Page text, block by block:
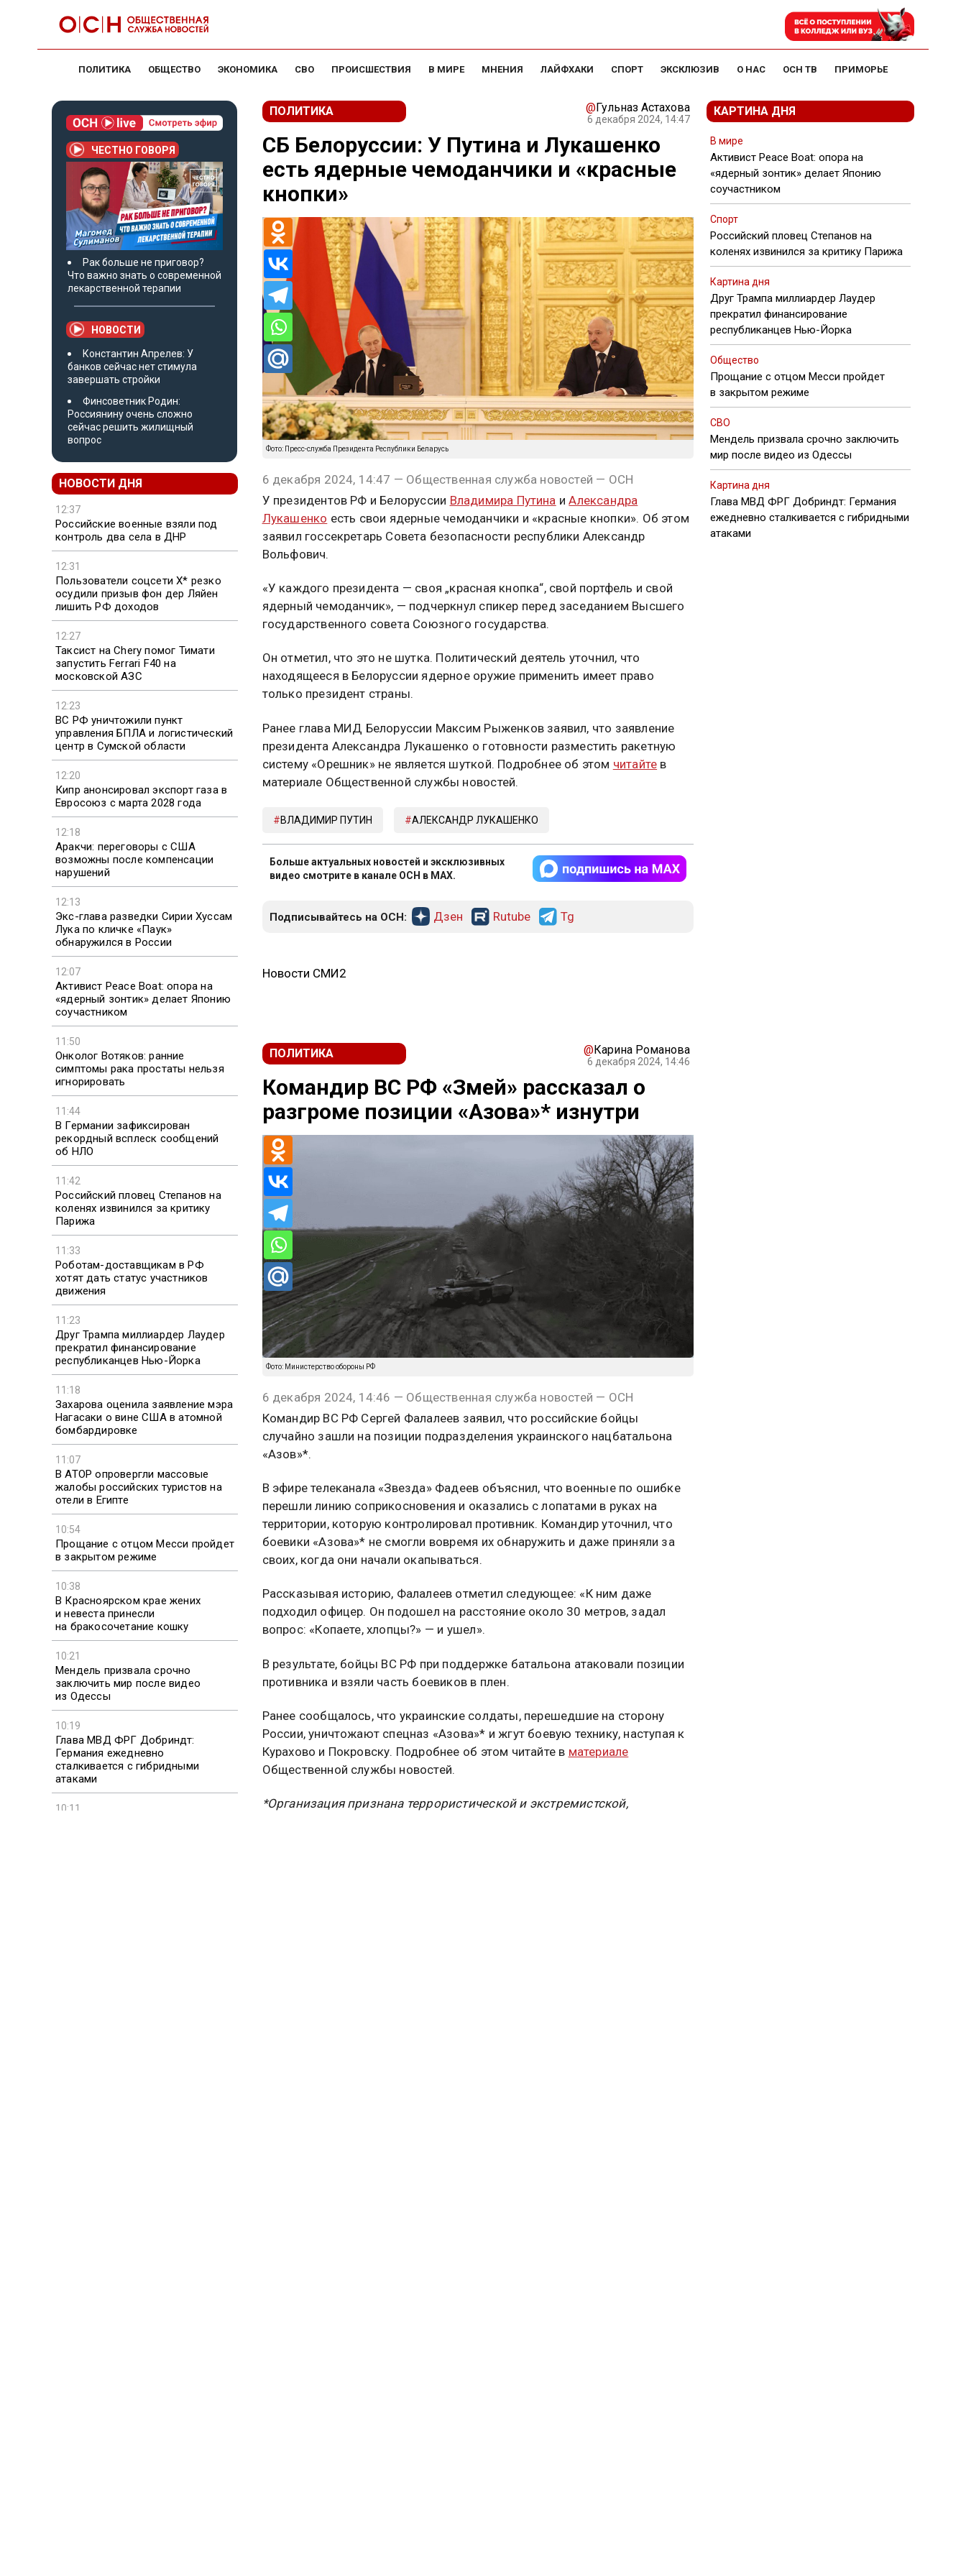
ПОЛИТИКА ОБЩЕСТВО ЭКОНОМИКА СВО ПРОИСШЕСТВИЯ В МИРЕ МНЕНИЯ ЛАЙФХАКИ СПОРТ ЭКСКЛЮЗИВ О НАС ОСН ТВ ПРИМОРЬЕ
ЧЕСТНО ГОВОРЯ
Рак больше не приговор?
Что важно знать о современной
лекарственной терапии
НОВОСТИ
Константин Апрелев: У
банков сейчас нет стимула
завершать стройки
Финсоветник Родин:
Россиянину очень сложно
сейчас решить жилищный
вопрос
НОВОСТИ ДНЯ
12:37
Российские военные взяли под
контроль два села в ДНР
12:31
Пользователи соцсети X* резко
осудили призыв фон дер Ляйен
лишить РФ доходов
12:27
Таксист на Chery помог Тимати
запустить Ferrari F40 на
московской АЗС
12:23
ВС РФ уничтожили пункт
управления БПЛА и логистический
центр в Сумской области
12:20
Кипр анонсировал экспорт газа в
Евросоюз с марта 2028 года
12:18
Аракчи: переговоры с США
возможны после компенсации
нарушений
12:13
Экс-глава разведки Сирии Хуссам
Лука по кличке «Паук»
обнаружился в России
12:07
Активист Peace Boat: опора на
«ядерный зонтик» делает Японию
соучастником
11:50
Онколог Вотяков: ранние
симптомы рака простаты нельзя
игнорировать
11:44
В Германии зафиксирован
рекордный всплеск сообщений
об НЛО
11:42
Российский пловец Степанов на
коленях извинился за критику
Парижа
11:33
Роботам-доставщикам в РФ
хотят дать статус участников
движения
11:23
Друг Трампа миллиардер Лаудер
прекратил финансирование
республиканцев Нью-Йорка
11:18
Захарова оценила заявление мэра
Нагасаки о вине США в атомной
бомбардировке
11:07
В АТОР опровергли массовые
жалобы российских туристов на
отели в Египте
10:54
Прощание с отцом Месси пройдет
в закрытом режиме
10:38
В Красноярском крае жених
и невеста принесли
на бракосочетание кошку
10:21
Мендель призвала срочно
заключить мир после видео
из Одессы
10:19
Глава МВД ФРГ Добриндт:
Германия ежедневно
сталкивается с гибридными
атаками
10:11
ПОЛИТИКА @Гульназ Астахова
6 декабря 2024, 14:47
СБ Белоруссии: У Путина и Лукашенко
есть ядерные чемоданчики и «красные
кнопки»
Фото: Пресс-служба Президента Республики Беларусь
6 декабря 2024, 14:47 — Общественная служба новостей — ОСН
У президентов РФ и Белоруссии Владимира Путина иАлександра
Лукашенко есть свои ядерные чемоданчики и «красные кнопки». Об этом
заявил госсекретарь Совета безопасности республики Александр
Вольфович.
«У каждого президента — своя „красная кнопка“, свой портфель и свой
ядерный чемоданчик», — подчеркнул спикер перед заседанием Высшего
государственного совета Союзного государства.
Он отметил, что это не шутка. Политический деятель уточнил, что
находящееся в Белоруссии ядерное оружие применить имеет право
только президент страны.
Ранее глава МИД Белоруссии Максим Рыженков заявил, что заявление
президента Александра Лукашенко о готовности разместить ракетную
систему «Орешник» не является шуткой. Подробнее об этом читайте в
материале Общественной службы новостей.
ВЛАДИМИР ПУТИН АЛЕКСАНДР ЛУКАШЕНКО
Больше актуальных новостей и эксклюзивных
видео смотрите в канале ОСН в MAX.
Подписывайтесь на ОСН: Дзен Rutube Tg
Новости СМИ2
ПОЛИТИКА @Карина Романова
6 декабря 2024, 14:46
Командир ВС РФ «Змей» рассказал о
разгроме позиции «Азова»* изнутри
Фото: Министерство обороны РФ
6 декабря 2024, 14:46 — Общественная служба новостей — ОСН
Командир ВС РФ Сергей Фалалеев заявил, что российские бойцы
случайно зашли на позиции подразделения украинского нацбатальона
«Азов»*.
В эфире телеканала «Звезда» Фадеев объяснил, что военные по ошибке
перешли линию соприкосновения и оказались с лопатами в руках на
территории, которую контролировал противник. Командир уточнил, что
боевики «Азова»* не смогли вовремя их обнаружить и даже приняли за
своих, когда они начали окапываться.
Рассказывая историю, Фалалеев отметил следующее: «К ним даже
подходил офицер. Он подошел на расстояние около 30 метров, задал
вопрос: «Копаете, хлопцы?» — и ушел».
В результате, бойцы ВС РФ при поддержке батальона атаковали позиции
противника и взяли часть боевиков в плен.
Ранее сообщалось, что украинские солдаты, перешедшие на сторону
России, уничтожают спецназ «Азова»* и жгут боевую технику, наступая к
Курахово и Покровску. Подробнее об этом читайте в материале
Общественной службы новостей.
*Организация признана террористической и экстремистской,
КАРТИНА ДНЯ
В мире
Активист Peace Boat: опора на
«ядерный зонтик» делает Японию
соучастником
Спорт
Российский пловец Степанов на
коленях извинился за критику Парижа
Картина дня
Друг Трампа миллиардер Лаудер
прекратил финансирование
республиканцев Нью-Йорка
Общество
Прощание с отцом Месси пройдет
в закрытом режиме
СВО
Мендель призвала срочно заключить
мир после видео из Одессы
Картина дня
Глава МВД ФРГ Добриндт: Германия
ежедневно сталкивается с гибридными
атаками